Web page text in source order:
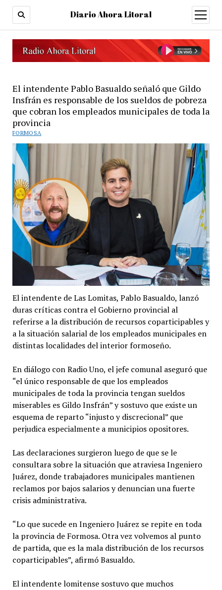
Diario Ahora Litoral
open
menu
El intendente Pablo Basualdo señaló que Gildo
Insfrán es responsable de los sueldos de pobreza
que cobran los empleados municipales de toda la
provincia
FORMOSA
El intendente de Las Lomitas, Pablo Basualdo, lanzó
duras críticas contra el Gobierno provincial al
referirse a la distribución de recursos coparticipables y
a la situación salarial de los empleados municipales en
distintas localidades del interior formoseño.
En diálogo con Radio Uno, el jefe comunal aseguró que
“el único responsable de que los empleados
municipales de toda la provincia tengan sueldos
miserables es Gildo Insfrán” y sostuvo que existe un
esquema de reparto “injusto y discrecional” que
perjudica especialmente a municipios opositores.
Las declaraciones surgieron luego de que se le
consultara sobre la situación que atraviesa Ingeniero
Juárez, donde trabajadores municipales mantienen
reclamos por bajos salarios y denuncian una fuerte
crisis administrativa.
“Lo que sucede en Ingeniero Juárez se repite en toda
la provincia de Formosa. Otra vez volvemos al punto
de partida, que es la mala distribución de los recursos
coparticipables”, afirmó Basualdo.
El intendente lomitense sostuvo que muchos